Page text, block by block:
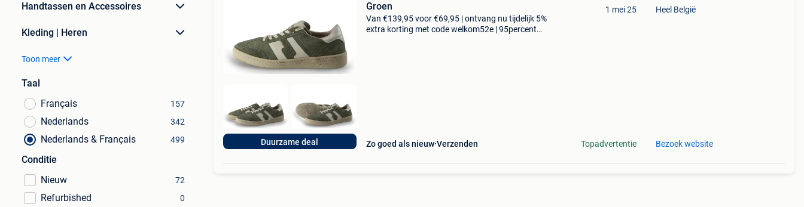
Handtassen en Accessoires
Kleding | Heren
Toon meer
Taal
Français
157
Nederlands 342
Nederlands & Français 499
Conditie
Nieuw
72
Refurbished 0
Duurzame deal
Groen
Van €139,95 voor €69,95 | ontvang nu tijdelijk 5%
extra korting met code welkom52e | 95percent
Zo goed als nieuw Verzenden
1 mei 25
Topadvertentie
Heel België
Bezoek website